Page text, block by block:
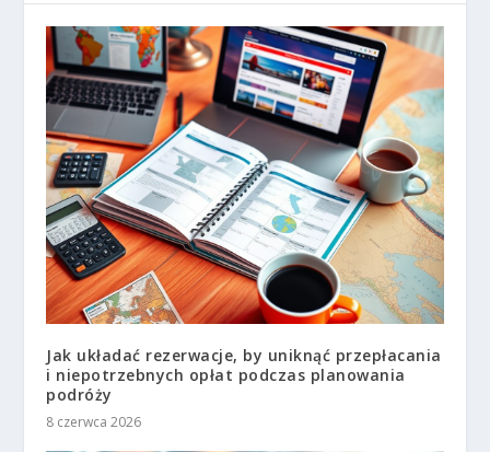
Jak układać rezerwacje, by uniknąć przepłacania
i niepotrzebnych opłat podczas planowania
podróży
8 czerwca 2026